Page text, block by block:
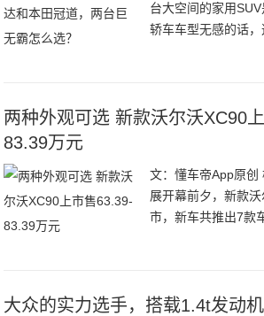
台大空间的家用
轿车车型无感的话
他们纠结的两个选
两种外观可选 新款沃尔沃XC90
83.39万元
文：懂车帝App原创
展开幕前夕，新款
市，新车共推出7款
83.39万元。作为
大众的实力选手，搭载1.4t发动